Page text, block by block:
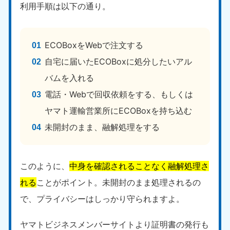
利用手順は以下の通り。
ECOBoxをWebで注文する
自宅に届いたECOBoxに処分したいアル
バムを入れる
電話・Webで回収依頼をする、もしくは
ヤマト運輸営業所にECOBoxを持ち込む
未開封のまま、融解処理をする
このように、中身を確認されることなく融解処理さ
れる ことがポイント。未開封のまま処理されるの
で、プライバシーはしっかり守られますよ。
ヤマトビジネスメンバーサイトより証明書の発行も